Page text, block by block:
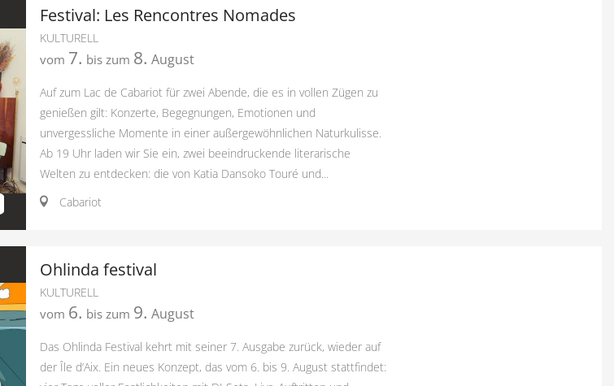
Festival: Les Rencontres Nomades
KULTURELL
vom 7. bis zum 8. August
Auf zum Lac de Cabariot für zwei Abende, die es in vollen Zügen zu
genießen gilt: Konzerte, Begegnungen, Emotionen und
unvergessliche Momente in einer außergewöhnlichen Naturkulisse.
Ab 19 Uhr laden wir Sie ein, zwei beeindruckende literarische
Welten zu entdecken: die von Katia Dansoko Touré und...
Cabariot
Ohlinda festival
KULTURELL
vom 6. bis zum 9. August
Das Ohlinda Festival kehrt mit seiner 7. Ausgabe zurück, wieder auf
der Île d’Aix. Ein neues Konzept, das vom 6. bis 9. August stattfindet: